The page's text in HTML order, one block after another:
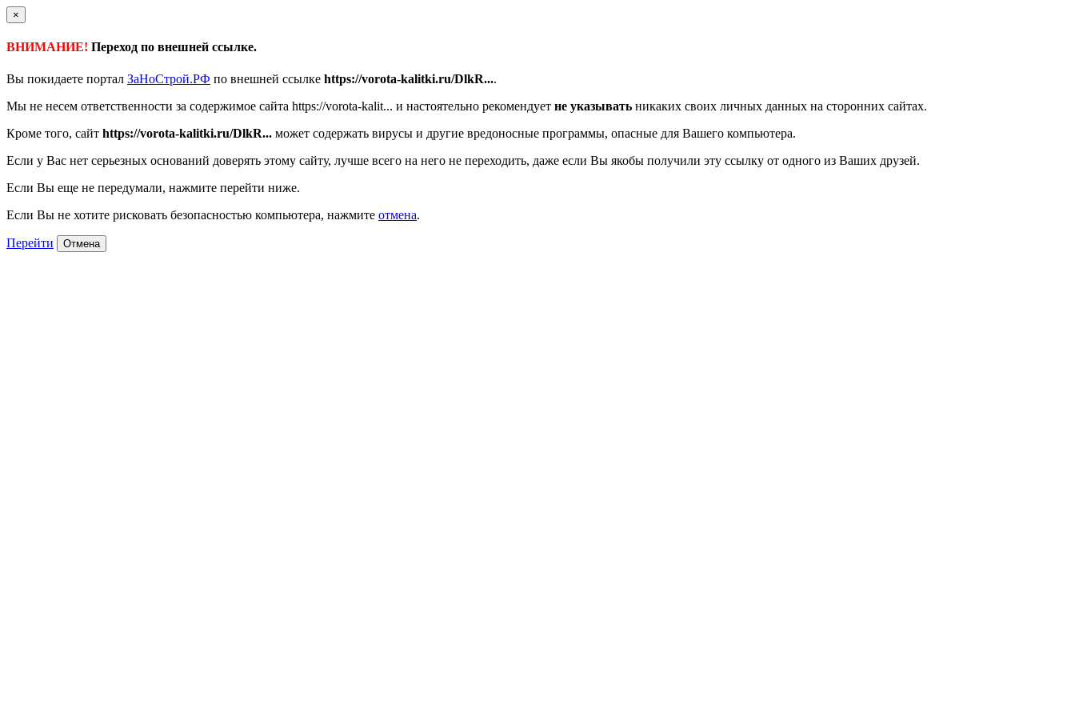
×
ВНИМАНИЕ! Переход по внешней ссылке.
Вы покидаете портал ЗаНоСтрой.РФ по внешней ссылке https://vorota-kalitki.ru/DlkR....
Мы не несем ответственности за содержимое сайта https://vorota-kalit... и настоятельно рекомендует не указывать никаких своих личных данных на сторонних сайтах.
Кроме того, сайт https://vorota-kalitki.ru/DlkR... может содержать вирусы и другие вредоносные программы, опасные для Вашего компьютера.
Если у Вас нет серьезных оснований доверять этому сайту, лучше всего на него не переходить, даже если Вы якобы получили эту ссылку от одного из Ваших друзей.
Если Вы еще не передумали, нажмите перейти ниже.
Если Вы не хотите рисковать безопасностью компьютера, нажмите отмена.
Перейти Отмена